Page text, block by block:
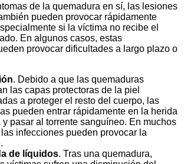
de la quemadura en sí, las lesiones
pueden provocar rápidamente
si la víctima no recibe el
En algunos casos, estas
provocar dificultades a largo plazo o
. Debido a que las quemaduras
las capas protectoras de la piel
a proteger el resto del cuerpo, las
pueden entrar rápidamente en la herida
y pasar al torrente sanguíneo. En muchos
infecciones pueden provocar la
de líquidos. Tras una quemadura,